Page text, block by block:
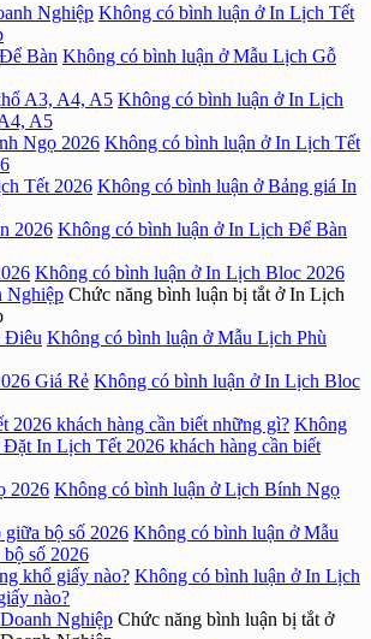
Nghiệp Không có bình luận ở In Lịch Tết
Bàn Không có bình luận ở Mẫu Lịch Gỗ
A3, A4, A5 Không có bình luận ở In Lịch
A5
Ngọ 2026 Không có bình luận ở In Lịch Tết
Tết 2026 Không có bình luận ở Bảng giá In
2026 Không có bình luận ở In Lịch Để Bàn
Không có bình luận ở In Lịch Bloc 2026
Nghiệp Chức năng bình luận bị tắt ở In Lịch
Điêu Không có bình luận ở Mẫu Lịch Phù
Giá Rẻ Không có bình luận ở In Lịch Bloc
2026 khách hàng cần biết những gì? Không
Đặt In Lịch Tết 2026 khách hàng cần biết
2026 Không có bình luận ở Lịch Bính Ngọ
bộ số 2026 Không có bình luận ở Mẫu
số 2026
khổ giấy nào? Không có bình luận ở In Lịch
nào?
Nghiệp Chức năng bình luận bị tắt ở